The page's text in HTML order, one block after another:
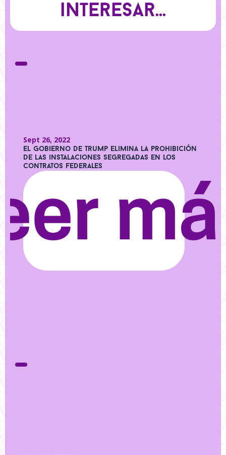
interesar...
Sept 26, 2022
El gobierno de Trump elimina la prohibición
de las instalaciones segregadas en los
contratos federales